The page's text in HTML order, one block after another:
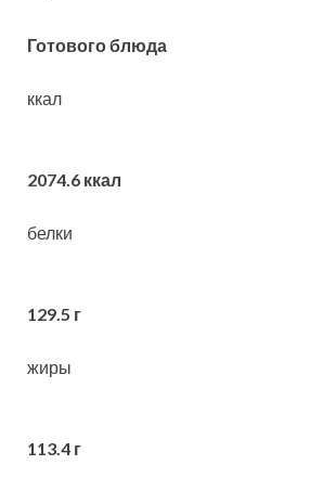
Готового блюда
ккал
2074.6 ккал
белки
129.5 г
жиры
113.4 г